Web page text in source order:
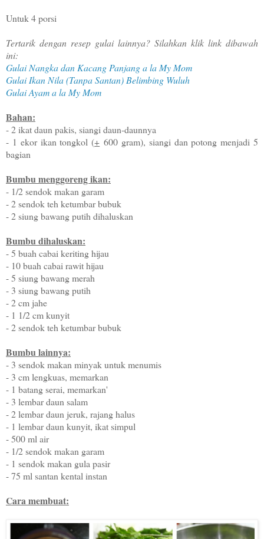
Untuk 4 porsi
Tertarik dengan resep gulai lainnya? Silahkan klik link dibawah
ini:
Gulai Nangka dan Kacang Panjang a la My Mom
Gulai Ikan Nila (Tanpa Santan) Belimbing Wuluh
Gulai Ayam a la My Mom
Bahan:
- 2 ikat daun pakis, siangi daun-daunnya
- 1 ekor ikan tongkol (+ 600 gram), siangi dan potong menjadi 5
bagian
Bumbu menggoreng ikan:
- 1/2 sendok makan garam
- 2 sendok teh ketumbar bubuk
- 2 siung bawang putih dihaluskan
Bumbu dihaluskan:
- 5 buah cabai keriting hijau
- 10 buah cabai rawit hijau
- 5 siung bawang merah
- 3 siung bawang putih
- 2 cm jahe
- 1 1/2 cm kunyit
- 2 sendok teh ketumbar bubuk
Bumbu lainnya:
- 3 sendok makan minyak untuk menumis
- 3 cm lengkuas, memarkan
- 1 batang serai, memarkan'
- 3 lembar daun salam
- 2 lembar daun jeruk, rajang halus
- 1 lembar daun kunyit, ikat simpul
- 500 ml air
- 1/2 sendok makan garam
- 1 sendok makan gula pasir
- 75 ml santan kental instan
Cara membuat: